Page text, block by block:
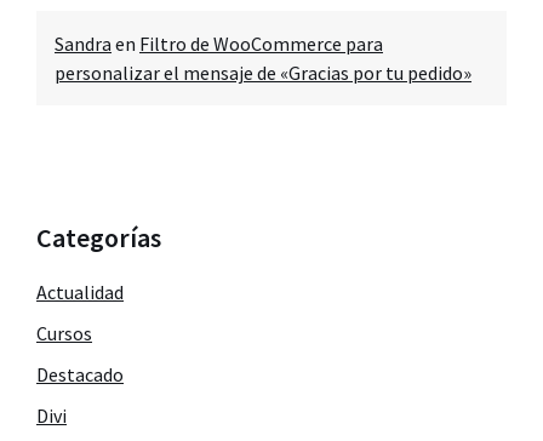
Sandra en Filtro de WooCommerce para
personalizar el mensaje de «Gracias por tu pedido»
Categorías
Actualidad
Cursos
Destacado
Divi